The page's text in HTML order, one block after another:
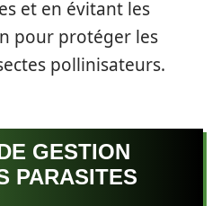
et en évitant les
pour protéger les
pollinisateurs.
GESTION
PARASITES